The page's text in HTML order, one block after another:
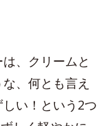
、クリームと
、何とも言え
い！という2つ